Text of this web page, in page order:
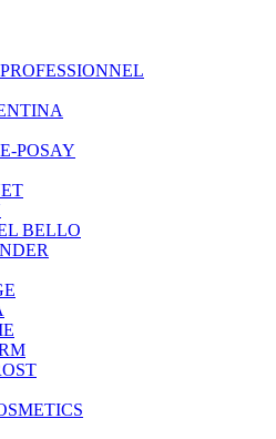
POSAY
BELLO